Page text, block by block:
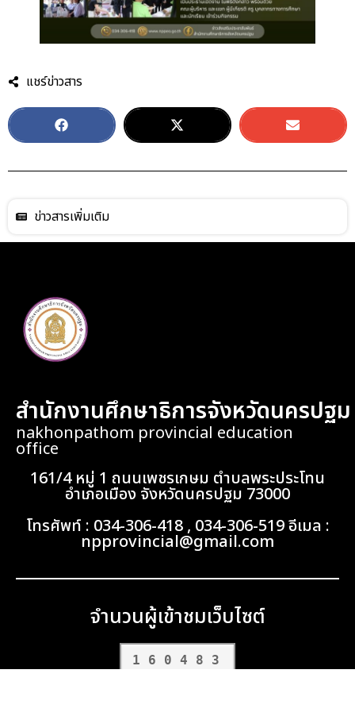
แชร์ข่าวสาร
ข่าวสารเพิ่มเติม
สำนักงานศึกษาธิการจังหวัดนครปฐม
nakhonpathom provincial education
office
161/4 หมู่ 1 ถนนเพชรเกษม ตำบลพระประโทน
อำเภอเมือง จังหวัดนครปฐม 73000
โทรศัพท์ : 034-306-418 , 034-306-519 อีเมล :
npprovincial@gmail.com
จำนวนผู้เข้าชมเว็บไซต์
160483